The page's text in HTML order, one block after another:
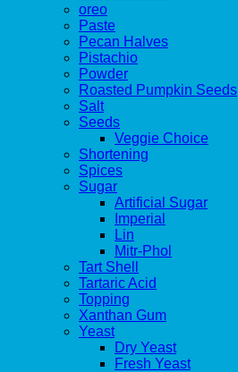
oreo
Paste
Pecan Halves
Pistachio
Powder
Roasted Pumpkin Seeds
Salt
Seeds
Veggie Choice
Shortening
Spices
Sugar
Artificial Sugar
Imperial
Lin
Mitr-Phol
Tart Shell
Tartaric Acid
Topping
Xanthan Gum
Yeast
Dry Yeast
Fresh Yeast